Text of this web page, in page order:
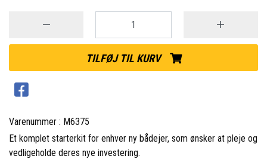
TILFØJ TIL KURV
Varenummer : M6375
Et komplet starterkit for enhver ny bådejer, som ønsker at pleje og
vedligeholde deres nye investering.